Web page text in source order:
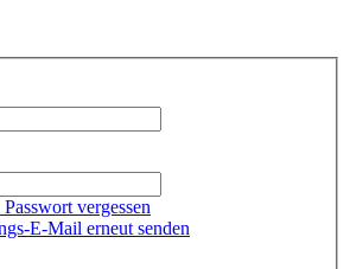
vergessen
E-Mail erneut senden